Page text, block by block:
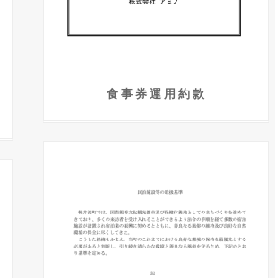
食 事 券 運 用 約 款